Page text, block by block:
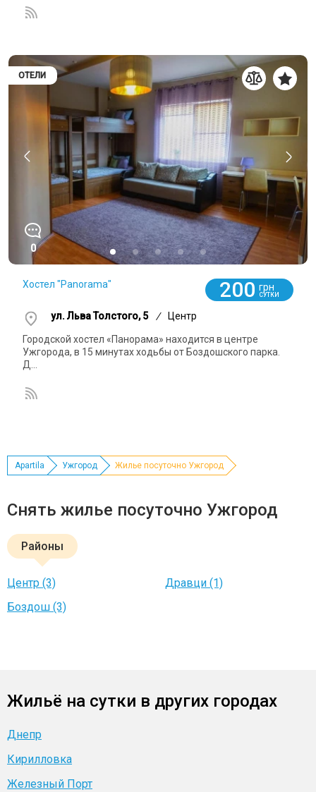
ОТЕЛИ
0
Хостел "Panorama" 200 грн
СУТКИ
ул. Льва Толстого, 5 / Центр
Городской хостел «Панорама» находится в центре
Ужгорода, в 15 минутах ходьбы от Боздошского парка.
Д...
Apartila Ужгород Жилье посуточно Ужгород
Снять жилье посуточно Ужгород
Районы
Центр (3)
Дравци (1)
Боздош (3)
Жильё на сутки в других городах
Днепр
Кирилловка
Железный Порт